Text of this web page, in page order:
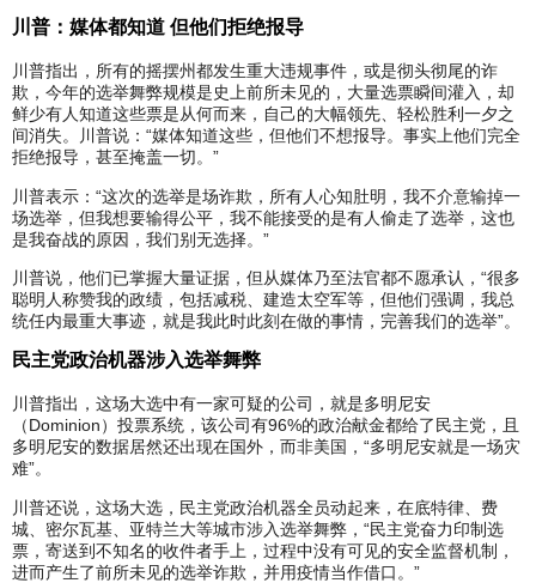
川普：媒体都知道 但他们拒绝报导
川普指出，所有的摇摆州都发生重大违规事件，或是彻头彻尾的诈
欺，今年的选举舞弊规模是史上前所未见的，大量选票瞬间灌入，却
鲜少有人知道这些票是从何而来，自己的大幅领先、轻松胜利一夕之
间消失。川普说：“媒体知道这些，但他们不想报导。事实上他们完全
拒绝报导，甚至掩盖一切。”
川普表示：“这次的选举是场诈欺，所有人心知肚明，我不介意输掉一
场选举，但我想要输得公平，我不能接受的是有人偷走了选举，这也
是我奋战的原因，我们别无选择。”
川普说，他们已掌握大量证据，但从媒体乃至法官都不愿承认，“很多
聪明人称赞我的政绩，包括减税、建造太空军等，但他们强调，我总
统任内最重大事迹，就是我此时此刻在做的事情，完善我们的选举”。
民主党政治机器涉入选举舞弊
川普指出，这场大选中有一家可疑的公司，就是多明尼安
（Dominion）投票系统，该公司有96%的政治献金都给了民主党，且
多明尼安的数据居然还出现在国外，而非美国，“多明尼安就是一场灾
难”。
川普还说，这场大选，民主党政治机器全员动起来，在底特律、费
城、密尔瓦基、亚特兰大等城市涉入选举舞弊，“民主党奋力印制选
票，寄送到不知名的收件者手上，过程中没有可见的安全监督机制，
进而产生了前所未见的选举诈欺，并用疫情当作借口。”